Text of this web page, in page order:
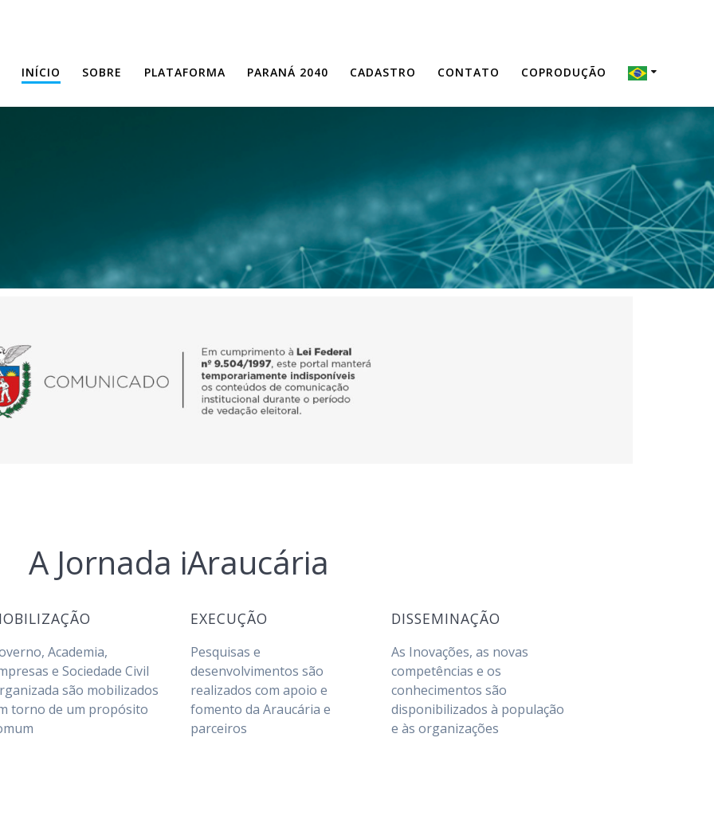
INÍCIO SOBRE PLATAFORMA PARANÁ 2040 CADASTRO CONTATO COPRODUÇÃO
A Jornada iAraucária
Academia,
e Sociedade Civil
são mobilizados
torno de um propósito
EXECUÇÃO
Pesquisas e
desenvolvimentos são
realizados com apoio e
fomento da Araucária e
parceiros
DISSEMINAÇÃO
As Inovações, as novas
competências e os
conhecimentos são
disponibilizados à população
e às organizações